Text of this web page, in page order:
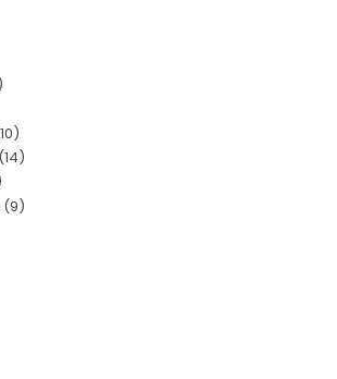
(14)
(9)